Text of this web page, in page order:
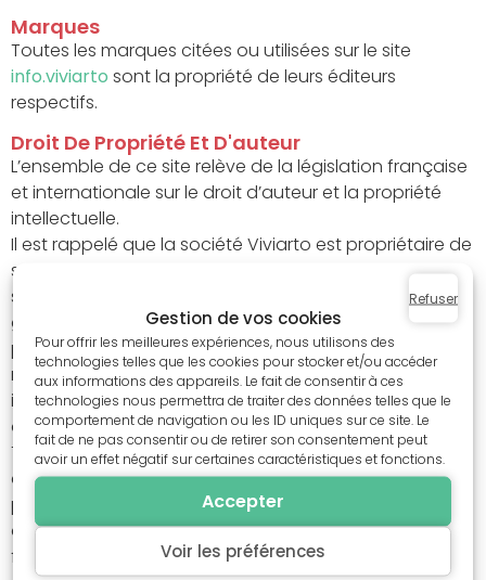
Gestion de vos cookies
Pour offrir les meilleures expériences, nous utilisons des
technologies telles que les cookies pour stocker et/ou accéder
aux informations des appareils. Le fait de consentir à ces
technologies nous permettra de traiter des données telles que le
comportement de navigation ou les ID uniques sur ce site. Le
fait de ne pas consentir ou de retirer son consentement peut
avoir un effet négatif sur certaines caractéristiques et fonctions.
Accepter
Refuser
Voir les préférences
Marques
Toutes les marques citées ou utilisées sur le site
info.viviarto sont la propriété de leurs éditeurs
respectifs.
Droit De Propriété Et D'auteur
L’ensemble de ce site relève de la législation française
et internationale sur le droit d’auteur et la propriété
intellectuelle.
Il est rappelé que la société Viviarto est propriétaire de
sa marque et de son logo Viviarto. L’internaute
s’interdit d’en faire un usage quelconque et plus
généralement de porter atteinte aux droits de
propriété intellectuelle de Viviarto. La société se
réserve le droit de demander des dommages et
intérêts en cas de contrefaçon et plus généralement
d’atteinte à ses droits de propriété intellectuelle.
Tous les droits de reproduction sont réservés, y
compris pour les représentations iconographiques et
photographiques. La reproduction de tout ou partie
de ce site sur quelque support que ce soit est
formellement interdite.